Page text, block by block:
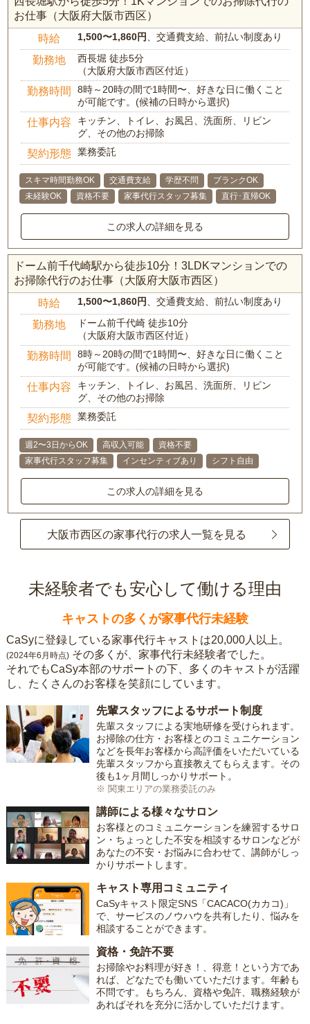
お仕事（大阪府大阪市西区）
時給 1,500〜1,860円 、交通費支給、前払い制度あり
勤務地
西長堀 徒歩5分
（大阪府大阪市西区付近）
勤務時間
8時～20時の間で1時間〜、好きな日に働くこと
が可能です。(候補の日時から選択)
仕事内容
キッチン、トイレ、お風呂、洗面所、リビン
グ、その他のお掃除
契約形態 業務委託
スキマ時間勤務OK 交通費支給 学歴不問
ブランクOK
未経験OK
資格不要 家事代行スタッフ募集 直行･直帰OK
この求人の詳細を見る
ドーム前千代崎駅から徒歩10分！3LDKマンションでの
お掃除代行のお仕事（大阪府大阪市西区）
時給 1,500〜1,860円 、交通費支給、前払い制度あり
勤務地
ドーム前千代崎 徒歩10分
（大阪府大阪市西区付近）
勤務時間
8時～20時の間で1時間〜、好きな日に働くこと
が可能です。(候補の日時から選択)
仕事内容
キッチン、トイレ、お風呂、洗面所、リビン
グ、その他のお掃除
契約形態 業務委託
週2〜3日からOK 高収入可能
資格不要
家事代行スタッフ募集
インセンティブあり シフト自由
この求人の詳細を見る
大阪市西区の家事代行の求人一覧を見る
未経験者でも安心して働ける理由
キャストの多くが家事代行未経験
CaSyに登録している家事代行キャストは20,000人以上。
(2024年6月時点) その多くが、家事代行未経験者でした。
それでもCaSy本部のサポートの下、多くのキャストが活躍
し、たくさんのお客様を笑顔にしています。
先輩スタッフによるサポート制度
先輩スタッフによる実地研修を受けられます。
お掃除の仕方・お客様とのコミュニケーション
などを長年お客様から高評価をいただいている
先輩スタッフから直接教えてもらえます。その
後も1ヶ月間しっかりサポート。
※ 関東エリアの業務委託のみ
講師による様々なサロン
お客様とのコミュニケーションを練習するサロ
ン・ちょっとした不安を相談するサロンなどが
あなたの不安・お悩みに合わせて、講師がしっ
かりサポートします。
キャスト専用コミュニティ
CaSyキャスト限定SNS「CACACO(カカコ)」
で、サービスのノウハウを共有したり、悩みを
相談することができます。
資格・免許不要
お掃除やお料理が好き！、得意！という方であ
れば、どなたでも働いていただけます。年齢も
不問です。もちろん、資格や免許、職務経験が
あればそれを充分に活かしていただけます。